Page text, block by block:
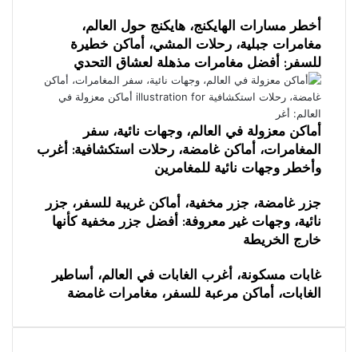
أخطر مسارات الهايكنج، هايكنج حول العالم،
مغامرات جبلية، رحلات المشي، أماكن خطيرة
للسفر: أفضل مغامرات مذهلة لعشاق التحدي
أماكن معزولة في العالم، وجهات نائية، سفر
المغامرات، أماكن غامضة، رحلات استكشافية: أغرب
وأخطر وجهات نائية للمغامرين
جزر غامضة، جزر مخفية، أماكن غريبة للسفر، جزر
نائية، وجهات غير معروفة: أفضل جزر مخفية كأنها
خارج الخريطة
غابات مسكونة، أغرب الغابات في العالم، أساطير
الغابات، أماكن مرعبة للسفر، مغامرات غامضة